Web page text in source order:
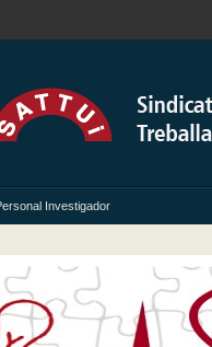
Investigador